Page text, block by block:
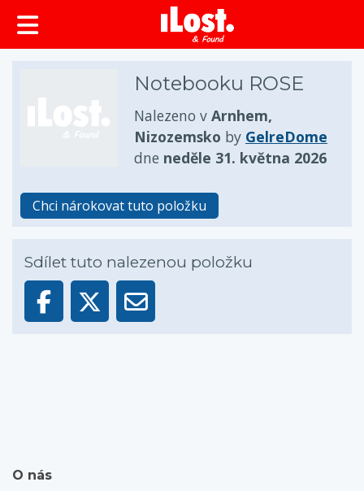
obsah
Notebooku ROSE
Nalezeno v Arnhem,
Nizozemsko by GelreDome
dne neděle 31. května 2026
Chci nárokovat tuto položku
Sdílet tuto nalezenou položku
O nás